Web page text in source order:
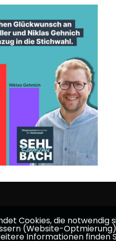
des CDU-Stadtverbandes
Cookies, die notwendig
(Website-
Informationen finden